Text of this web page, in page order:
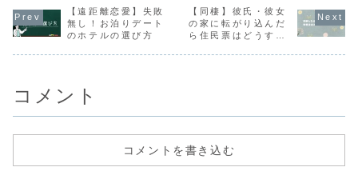
合わせをするつも
りがなかった私
が、顔合わせをし
て良かったと感じ
は辛いことだけじ
ゃない！遠距離を
経験してつらかっ
たこと、よかった
社内規則で確認し
ましょう。そのほ
かにも気をつける
べき点を解説して
すすめのマ
スIWONU
しています
【遠距離恋愛】失敗
無し！お泊りデート
のホテルの選び方
【同棲】彼氏・彼女
の家に転がり込んだ
ら住民票はどうす
コメント
コメントを書き込む